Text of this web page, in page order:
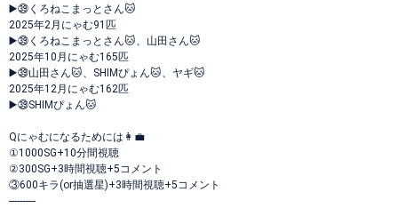
▶️㊴くろねこまっとさん🐱
2025年2月にゃむ91匹
▶️㊴くろねこまっとさん🐱、山田さん🐱
2025年10月にゃむ165匹
▶️㊴山田さん🐱、SHIMぴょん🐱、ヤギ🐱
2025年12月にゃむ162匹
▶️㊴SHIMぴょん🐱
Qにゃむになるためには👩‍💼
①1000SG+10分間視聴
②300SG+3時間視聴+5コメント
③600キラ(or抽選星)+3時間視聴+5コメント
----------